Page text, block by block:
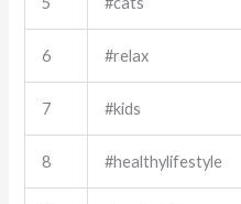
6 #relax
7 #kids
8 #healthylifestyle